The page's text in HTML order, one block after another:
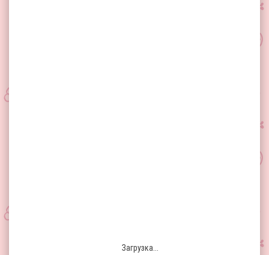
Загрузка...